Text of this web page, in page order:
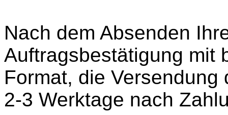
Nach dem Absenden
Auftragsbestätigung mit
Format, die
2-3 Werktage nach